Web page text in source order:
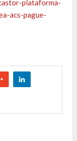
plataforma-
acs-pague-